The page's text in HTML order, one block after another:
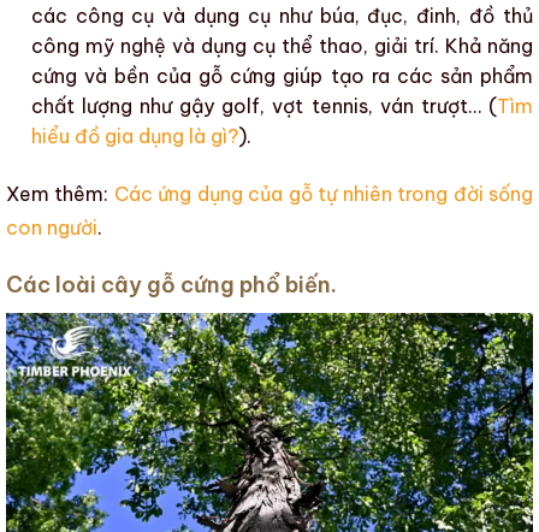
các công cụ và dụng cụ như búa, đục, đinh, đồ thủ
công mỹ nghệ và dụng cụ thể thao, giải trí. Khả năng
cứng và bền của gỗ cứng giúp tạo ra các sản phẩm
chất lượng như gậy golf, vợt tennis, ván trượt… (Tìm
hiểu đồ gia dụng là gì?).
Xem thêm: Các ứng dụng của gỗ tự nhiên trong đời sống
con người.
Các loài cây gỗ cứng phổ biến.